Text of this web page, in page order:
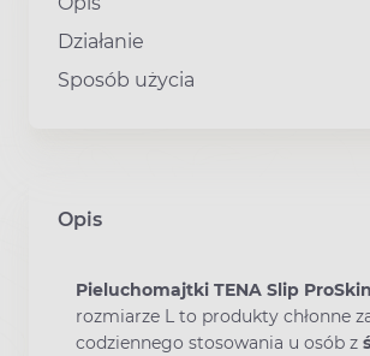
Działanie
Sposób użycia
Opis
Pieluchomajtki TENA Slip
rozmiarze L to produkty chłonne
codziennego stosowania u osób z